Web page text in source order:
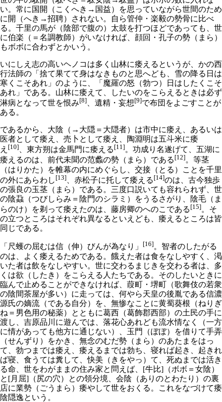
い。常に国開（こくへき→国益）を思っていながら世間のため
に開（へき→招聘）されない。自ら管仲・楽毅の勢骨に比べ
る。千里の馬が（陰部で腹の）太鼓を打つほどであっても、世
に伯楽（＝名調教師）がいなければ、顔回・孔子の勢（まら）
もボボに合わずとかいう。
いにしえ志の高いヘノコは多く山林に痿えるというが、かの西
行法師の「捨て果てて身はなきものと思へども、雪の降る日は
寒くこそあれ」のように、「魔羅の怒（勃つ）日はしたくこそ
あれ」である。山林に痿えて、したいのをこらえるときは必ず
淋病となって世を恨み[8] 、遺精・妄想[9]で布団をよごすことが
ある。
であるから、大陰（→大隠＝大隠者）は市中に痿え、あるいは
医者として痿え、売卜として痿え、陶淵明は五斗米に痿
え [10]、東方朔は金馬門に痿える [11]。功成り名遂げて、五湖に
痿えるのは、前代未聞の范蠡の勢（まら）である [12]。等茎
（はりかた）を帷幕の内にめぐらし、交接（とる）ことを千里
の外にあらわし [13] 、赤松子に托して痿える [14]のは、古今独歩
の張良の玉茎（まら）である。三度口説いても容れられず、世
の陰蝨（つびしらみ＝陰門のシラミ）をうるさがり、陰毛（ま
らのけ）を剃って痿えたのは、藤房卿のへのこである [15]。そ
の立つところはそれぞれ異なるといえども、痿えるところは皆
同じである。
「尺蠖の屈むは信（伸）びんが為なり」 [16]。智者のしたがる
のは、よく痿えるためである。餓えた者は食をなしやすく、渇
いた者は飲をなしやすい。世に交わるまじきを交わる者は、多
くは欲（したき）をこらえる人たちである。そのしたいときに
臨んで止めることができなければ、葭町・堺町（歌舞伎の若衆
の陰間茶屋が多い）に走っては、何やら天皇の後胤である信濃
源氏の嫡流（である自分）を、無惨なことに黄蜀葵根（ねりぎ
ね＝男色用の秘薬）とともに葛西（葛飾郡西部）の土民の手に
渡し、吉原品川に遊んでは、落花心あれども流水情なく（一方
に情があっても他方に通じない）、玉門（ぼぼ）を借りて手弄
（せんずり）をかき、無念のむだ勢（まら）のあたまをはっ
て、勃つまでは痿え、痿えるまでは勃ち、寝れば起き、起きれ
ば寝、食うては糞して、快美（きをやっ）て、死ぬまでは活き
る命、世をわがままの住み家と問えば、[牛比]（ボボ＝女陰）
と[月屈]（尻の穴）との領分境、会陰（ありのとわたり）の裏
店に業勢（ごうまら）痿やして世をおくる。これをなづけて痿
陰隠逸という。